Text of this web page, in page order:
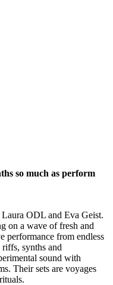
so much as perform
ODL and Eva Geist.
on a wave of fresh and
performance from endless
riffs, synths and
sound with
Their sets are voyages